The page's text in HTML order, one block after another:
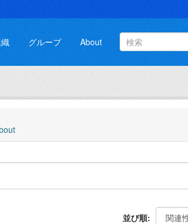
グループ About
並び順